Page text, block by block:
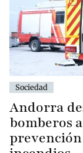
Sociedad
Andorra
bomberos